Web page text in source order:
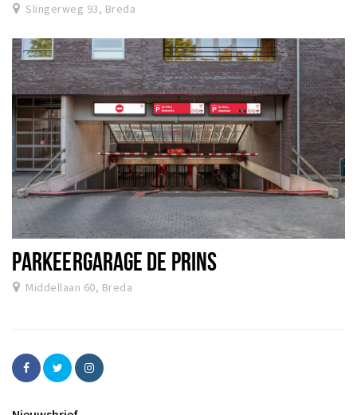
Slingerweg 93, Breda
PARKEERGARAGE DE PRINS
Middellaan 60, Breda